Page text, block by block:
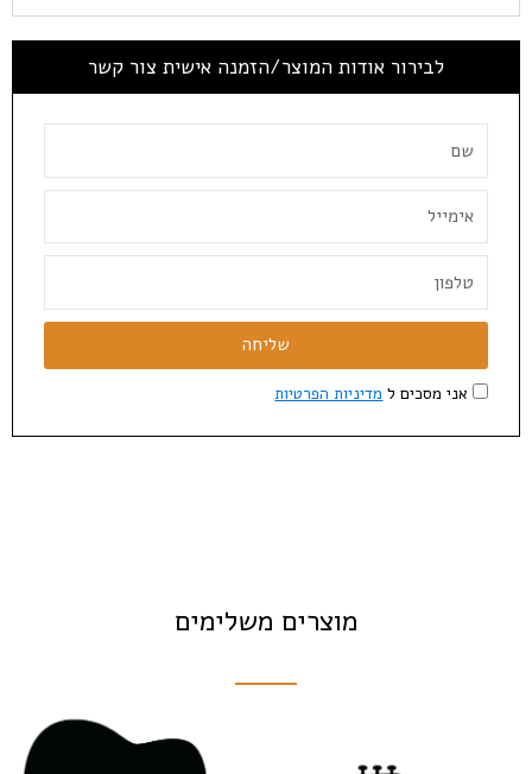
לבירור אודות המוצר/הזמנה אישית צור קשר
אני מסכים ל מדיניות הפרטיות
שליחה
מוצרים משלימים